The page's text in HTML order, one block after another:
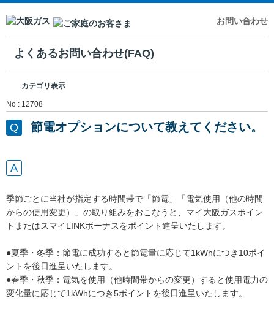
お問い合わせ
よくあるお問い合わせ(FAQ)
カテゴリ表示
No : 12708
節電オプションについて教えてください。
季節ごとに当社が指定する時間帯で「節電」「電気使用（他の時間
からの使用変更）」の取り組みをおこなうと、マイ大阪ガスポイン
トまたはスマイLINKボーナスをポイント進呈いたします。
●夏季・冬季：節電に成功すると節電量に応じて1kWhにつき10ポイ
ントを後日進呈いたします。
●春季・秋季：電気を使用（他時間帯からの変更）すると使用電力の
変化量に応じて1kWhにつき5ポイントを後日進呈いたします。